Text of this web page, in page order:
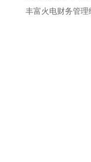
丰富火电财务管理